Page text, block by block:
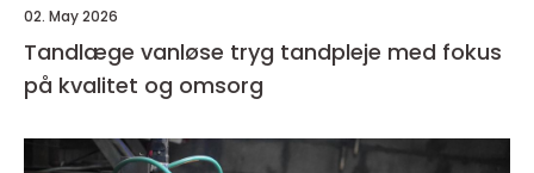
02. May 2026
Tandlæge vanløse tryg tandpleje med fokus
på kvalitet og omsorg